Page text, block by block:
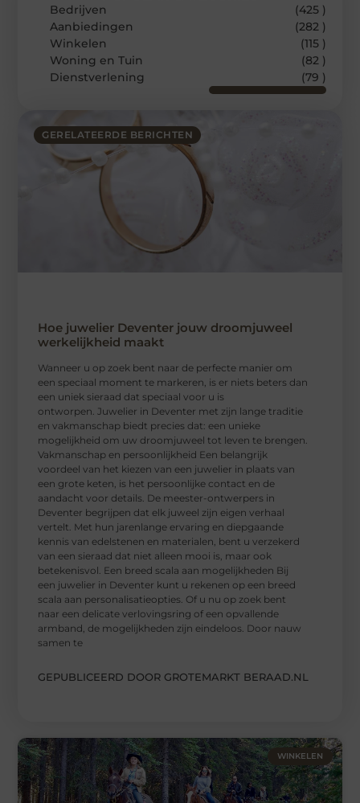
GERELATEERDE BERICHTEN
Hoe juwelier Deventer jouw droomjuweel
werkelijkheid maakt
Wanneer u op zoek bent naar de perfecte manier om
een speciaal moment te markeren, is er niets beters dan
een uniek sieraad dat speciaal voor u is
ontworpen. Juwelier in Deventer met zijn lange traditie
en vakmanschap biedt precies dat: een unieke
mogelijkheid om uw droomjuweel tot leven te brengen.
Vakmanschap en persoonlijkheid Een belangrijk
voordeel van het kiezen van een juwelier in plaats van
een grote keten, is het persoonlijke contact en de
aandacht voor details. De meester-ontwerpers in
Deventer begrijpen dat elk juweel zijn eigen verhaal
vertelt. Met hun jarenlange ervaring en diepgaande
kennis van edelstenen en materialen, bent u verzekerd
van een sieraad dat niet alleen mooi is, maar ook
betekenisvol. Een breed scala aan mogelijkheden Bij
een juwelier in Deventer kunt u rekenen op een breed
scala aan personalisatieopties. Of u nu op zoek bent
naar een delicate verlovingsring of een opvallende
armband, de mogelijkheden zijn eindeloos. Door nauw
samen te
GEPUBLICEERD DOOR GROTEMARKT BERAAD.NL
Bedrijven
(425 )
Aanbiedingen
(282 )
Winkelen
(115 )
Woning en Tuin
(82 )
Dienstverlening
(79 )
WINKELEN